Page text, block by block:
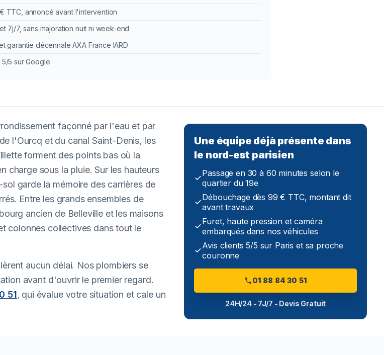
TTC, annoncé avant l'intervention
7j/7, sans majoration nuit ni week-end
garantie décennale AXA France IARD
5 sur Google
façonné par l'eau et par
l'Ourcq et du canal Saint-Denis, les
forment des points bas où la
charge sous la pluie. Sur les hauteurs
garde la mémoire des carrières de
Entre les grands ensembles de
ancien de Belleville et les maisons
colonnes collectives dans tout le
aucun délai. Nos plombiers se
avant d'ouvrir le premier regard.
51, qui évalue votre situation et cale un
Une équipe déjà présente dans
le nord-est parisien
Passage en 30 à 60 minutes selon le
quartier du 19e
Débouchage dès 99 € TTC, montant dit
avant travaux
Furet, haute pression et caméra
embarqués dans nos véhicules
Avis clients 5/5 sur Paris et sa proche
couronne
01 88 84 30 51
24H/24 - 7J/7 - Devis Gratuit